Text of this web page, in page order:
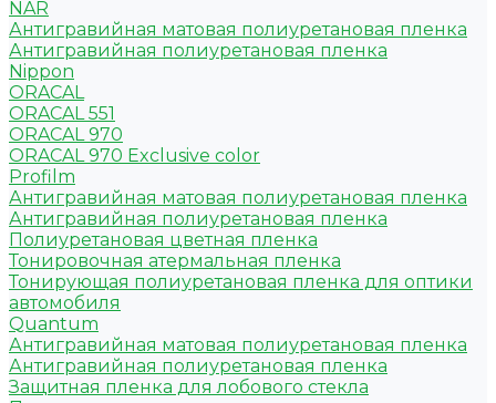
NAR
Антигравийная матовая полиуретановая пленка
Антигравийная полиуретановая пленка
Nippon
ORACAL
ORACAL 551
ORACAL 970
ORACAL 970 Exclusive color
Profilm
Антигравийная матовая полиуретановая пленка
Антигравийная полиуретановая пленка
Полиуретановая цветная пленка
Тонировочная атермальная пленка
Тонирующая полиуретановая пленка для оптики
автомобиля
Quantum
Антигравийная матовая полиуретановая пленка
Антигравийная полиуретановая пленка
Защитная пленка для лобового стекла